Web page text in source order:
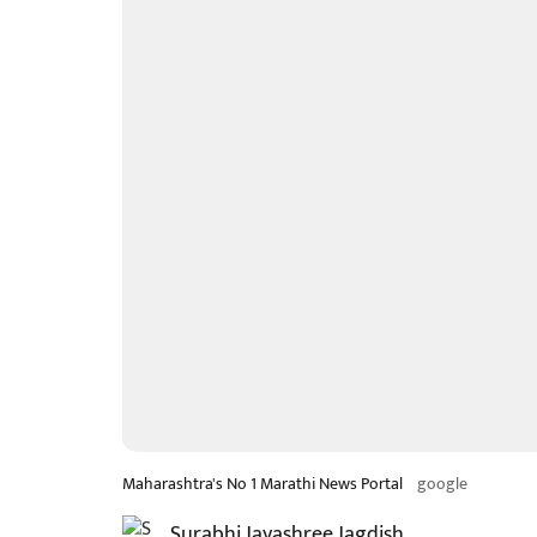
Maharashtra's No 1 Marathi News Portal google